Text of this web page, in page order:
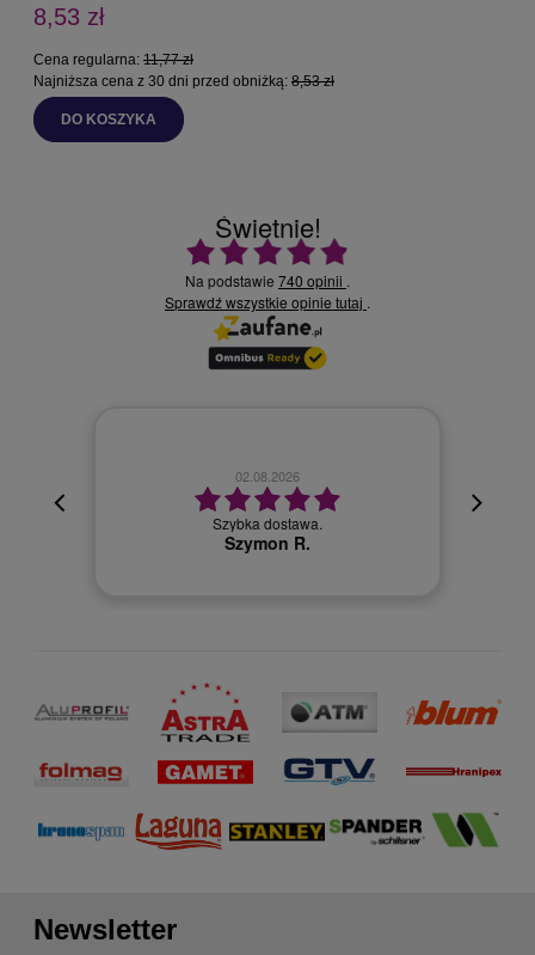
8,53 zł
Cena regularna: 11,77 zł
Najniższa cena z 30 dni przed obniżką: 8,53 zł
DO KOSZYKA
Świetnie!
Ocena średnia 4.9 na 5
Na podstawie 740 opinii .
Sprawdź wszystkie opinie tutaj .
02.08.2026
Szybka dostawa.
Szymon R.
Newsletter